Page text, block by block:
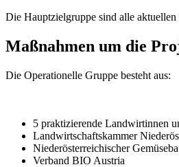
Die Hauptzielgruppe sind alle
Maßnahmen um die
Die Operationelle Gruppe besteht aus:
5 praktizierende Landwirtinnen
Landwirtschaftskammer
Niederösterreichischer
Verband BIO Austria